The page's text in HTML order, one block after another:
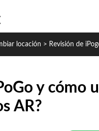
locación > Revisión de
y cómo
AR?